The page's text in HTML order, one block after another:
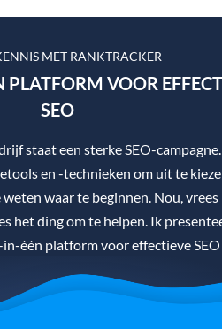
MET RANKTRACKER
PLATFORM VOOR
SEO
staat een sterke SEO-
en -technieken om uit te
waar te beginnen. Nou,
het ding om te helpen. Ik
één platform voor effectieve SEO